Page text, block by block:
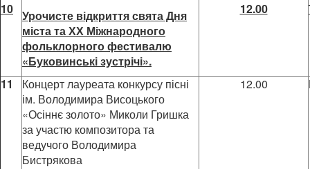
10 Урочисте відкриття свята Дня
міста та ХХ Міжнародного
фольклорного фестивалю
«Буковинські зустрічі».
12.00
11
Концерт лауреата конкурсу пісні
ім. Володимира Висоцького
«Осіннє золото» Миколи Гришка
за участю композитора та
ведучого Володимира
Бистрякова
12.00